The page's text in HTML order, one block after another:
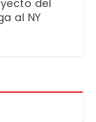
del
al NY